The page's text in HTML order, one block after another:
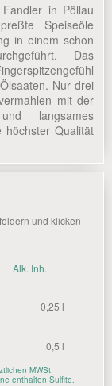
in Pöllau
Speiseöle
in einem schon
Das
Nur drei
mit der
langsames
höchster Qualität
und klicken
Alk. Inh.
0,25 l
0,5 l
MWSt.
enthalten Sulfite.